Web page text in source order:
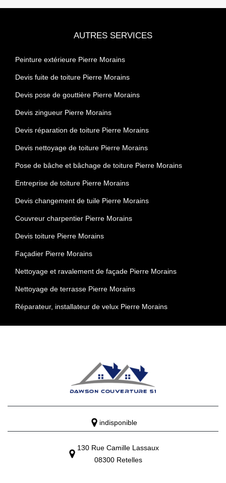
AUTRES SERVICES
Peinture extérieure Pierre Morains
Devis fuite de toiture Pierre Morains
Devis pose de gouttière Pierre Morains
Devis zingueur Pierre Morains
Devis réparation de toiture Pierre Morains
Devis nettoyage de toiture Pierre Morains
Pose de bâche et bâchage de toiture Pierre Morains
Entreprise de toiture Pierre Morains
Devis changement de tuile Pierre Morains
Couvreur charpentier Pierre Morains
Devis toiture Pierre Morains
Façadier Pierre Morains
Nettoyage et ravalement de façade Pierre Morains
Nettoyage de terrasse Pierre Morains
Réparateur, installateur de velux Pierre Morains
indisponible
130 Rue Camille Lassaux
08300 Retelles